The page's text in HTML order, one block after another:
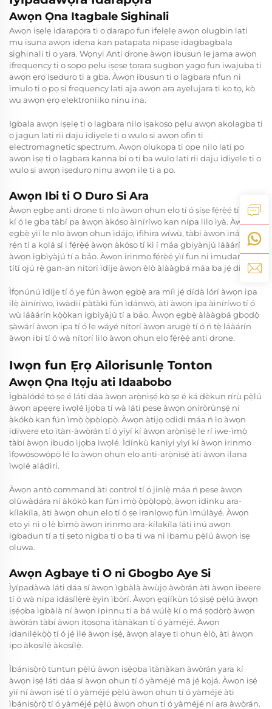
Awọn Ọna Itagbale Sighinali
Awọn iṣẹlẹ idarapọra ti o darapo fun ifelẹlẹ awọn olugbin lati
mu isuna awọn idena kan patapata nipasẹ idagbagbala
sighinali ti o yara. Wọnyi Anti droneàwọn ibusun le jama awọn
ifrequency ti o sopọ pẹlu iṣẹṣe torara ṣugbọn yago fun iwajuba ti
awọn ẹrọ iṣeduro ti a gba. Àwọn ibusun ti o lagbara nfun ni
imulo ti o pọ si frequency lati aja awọn ara ayelujara ti ko tọ, kò
wu awọn ẹrọ elektroniiko ninu ina.
Igbala awọn iṣẹlẹ ti o lagbara nilo iṣakoso pẹlu awọn akolagba ti
o jagun lati rii daju idiyele ti o wulo si awọn ofin ti
electromagnetic spectrum. Awọn olukopa ti ope nilo lati po
awọn iṣẹ ti o lagbara kanna bi o ti ba wulo lati rii daju idiyele ti o
wulo si awọn iṣeduro ninu awọn ile ti a po.
Awọn Ibi ti O Duro Si Ara
Àwọn ẹgbẹ anti drone ti nlo àwọn ohun elo tí ó ṣíṣe fẹ́rẹ̀ẹ́ tí ó jẹ́
kí ó le gba tàbí pa àwọn àkóso àìníríwo kan nípa lilo ìyà. Àwọn
ẹgbẹ̀ yìí le nlo àwọn ohun ìdájọ, ìfihira wíwù, tàbí àwọn iná rẹ́n
rẹ́n tí a kọlá sí i fẹ́rẹ̀ẹ́ àwọn àkóso tí kì í máa gbiyànjú láàárín
àwọn igbìyàjú tí a bảo. Àwọn irinmo fẹ́rẹ̀ẹ́ yìí fun ni imudanilẹ̀kọ̀
títí ojú rẹ̀ gan-an nítorí ìdíje àwọn èlò àlààgbá máa ba jẹ́ diẹ̀.
Ìfọnúnú ìdíje tí ó yẹ fún àwọn ẹgbẹ̀ ara míì jẹ́ dídà lórí àwọn ipa
ilẹ̀ àìníríwo, ìwàdìí pàtàkì fún ìdánwò, àti àwọn ipa àìníríwo tí ó
wù láàárín kọ̀ọ̀kan igbìyàjú tí a bảo. Àwọn ẹgbẹ̀ àlààgbá gbọdọ̀
ṣàwárí àwọn ipa tí ó le wáyé nítorí àwọn arugẹ̀ tí ó ń tẹ̀ láàárín
àwọn ibi tí ó wà nítorí lilo àwọn ohun elo fẹ́rẹ̀ẹ́ anti drone.
Iwọn fun Ẹrọ Ailorisunlẹ Tonton
Awọn Ọna Itọju ati Idaabobo
Ìgbàlódé tó ṣe é láti dáa àwọn arọ̀nìṣẹ́ kò ṣe é ká dèkun rírù pẹ̀lú
àwọn apẹẹrẹ ìwọlé ìjọba tí wà láti pese àwọn oníròrùnṣẹ́ ní
àkókò kan fún ìmọ̀ ọ̀pọ̀lọpọ̀. Àwọn àtijọ odidi máa ń lo àwọn
idiwere eto ìtàn-àwòrán tí ó yíyí kí àwọn arọ̀nìṣẹ́ le rí iwe-ìmọ̀
tàbí àwọn ibudo ìjọba ìwọlé. Ìdínkù kaniyi yìyí kí àwọn irinmo
ìfọwọ́sowọ́pọ̀ lé lo àwọn ohun elo anti-arọ̀nìṣẹ́ àti àwọn ilana
ìwọlé aládìrí.
Àwọn antò command àti control tí ó jinlẹ̀ máa ń pese àwọn
olùwàdára ní àkókò kan fún ìmọ̀ ọ̀pọ̀lọpọ̀, àwọn idinku ara-
kílakíla, àti àwọn ohun elo tí ó ṣe iranlọwọ fún ìmúlàyé. Àwọn
eto yi ni o lè bìmọ̀ àwọn irinmo ara-kílakíla láti inú awọn
igbadun tí a ti ṣeto nigba ti o ba ti wa ni ibamu pẹ̀lú àwọn isẹ
oluwa.
Awọn Agbaye ti O ni Gbogbo Aye Si
Ìyípadàwà láti dáa sí àwọn ìgbàlà àwùjọ àwòrán àtì àwọn ibeere
tí ó wà nípa ìdásílẹ̀rè èyìn ìbòrí. Àwọn e̱qííkùn tó ṣiṣẹ́ pẹ̀lú àwọn
iṣẹ́ọba ìgbàlà ní àwọn ìpinnu tí a bá wúlẹ̀ kí o má ṣọdọ̀rọ̀ àwọn
àwòrán tàbí àwọn itọsọna ìtànàkan tí ó yàméjé. Àwọn
idanilẹ́kọ̀ọ̀ tí ó jẹ́ ilé àwọn iṣẹ́, àwọn alaye ti ohun èlò, àti àwọn
ipo àkọsílẹ̀ àkọsílẹ̀.
Ìbánisọ̀rọ̀ tuntun pẹ̀lú àwọn iṣẹ́ọba ìtànàkan àwòrán yara kí
àwọn iṣẹ́ láti dáa sí àwọn ohun tí ó yàméjé mā jẹ́ kọjá. Àwọn iṣẹ́
yìí ní àwọn iṣẹ́ tí ó yàméjé pẹ̀lú àwọn ohun tí ó yàméjé àti
ìbánisọ̀rọ̀ tí ó yàméjé pẹ̀lú àwọn ohun tí ó yàméjé ní ara àwòrán.